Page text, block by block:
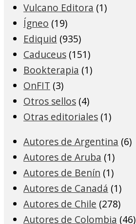
Vulcano Editora (1)
Ígneo (19)
Ediquid (935)
Caduceus (151)
Bookterapia (1)
OnFIT (3)
Otros sellos (4)
Otras editoriales (1)
Autores de Argentina (6)
Autores de Aruba (1)
Autores de Benín (1)
Autores de Canadá (1)
Autores de Chile (278)
Autores de Colombia (46)